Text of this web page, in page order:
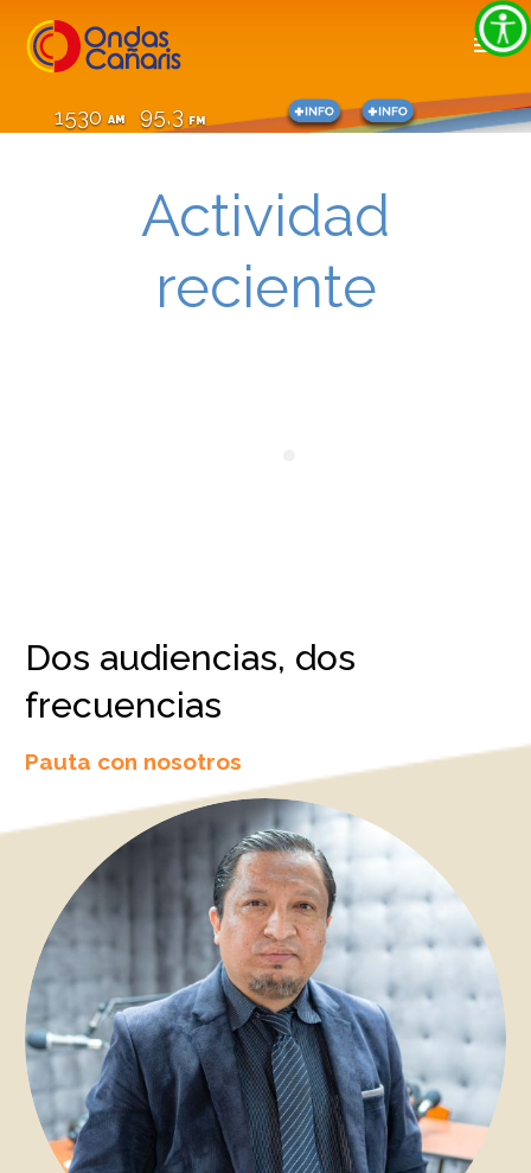
1530 AM 95,3 FM
Actividad
reciente
Dos audiencias, dos
frecuencias
Pauta con nosotros